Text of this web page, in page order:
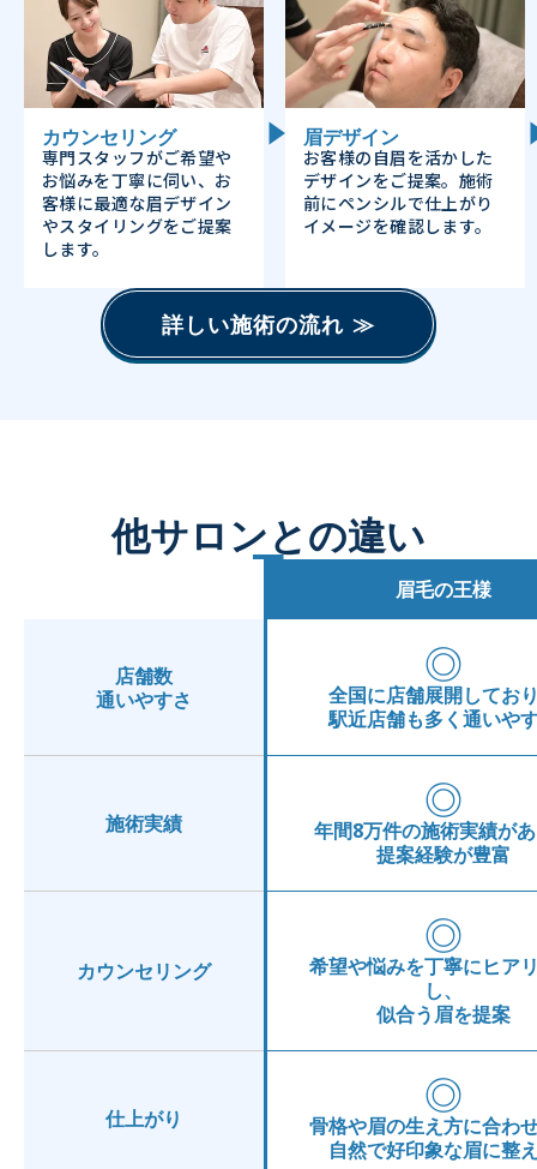
カウンセリング
専門スタッフがご希望や
お悩みを丁寧に伺い、お
客様に最適な眉デザイン
やスタイリングをご提案
します。
眉デザイン
お客様の自眉を活かした
デザインをご提案。施術
前にペンシルで仕上がり
イメージを確認します。
詳しい施術の流れ ≫
他サロンとの違い
眉毛の王様
店舗数
通いやすさ
◎
全国に店舗展開してお
駅近店舗も多く通いや
施術実績 ◎
年間8万件の施術実績が
提案経験が豊富
カウンセリング
◎
希望や悩みを丁寧にヒア
し、
似合う眉を提案
仕上がり ◎
骨格や眉の生え方に合わ
自然で好印象な眉に整